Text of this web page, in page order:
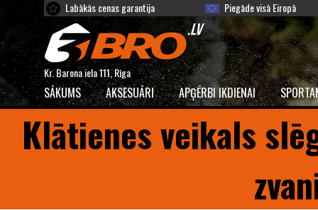
Labākās cenas garantija Piegāde visā Eiropā
Kr. Barona iela 111, Rīga
SĀKUMS AKSESUĀRI APĢĒRBI IKDIENAI
Klātienes veikals